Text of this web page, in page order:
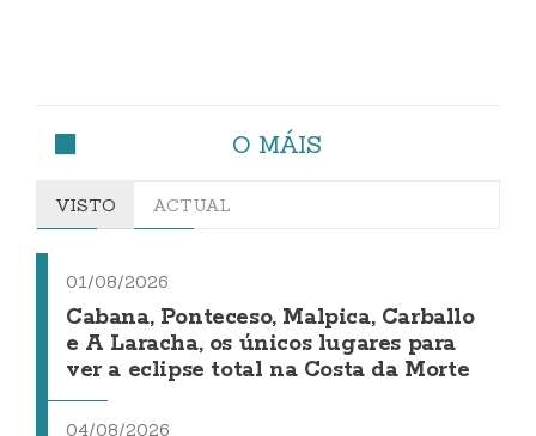
O MÁIS
VISTO ACTUAL
01/08/2026
Cabana, Ponteceso, Malpica, Carballo
e A Laracha, os únicos lugares para
ver a eclipse total na Costa da Morte
04/08/2026